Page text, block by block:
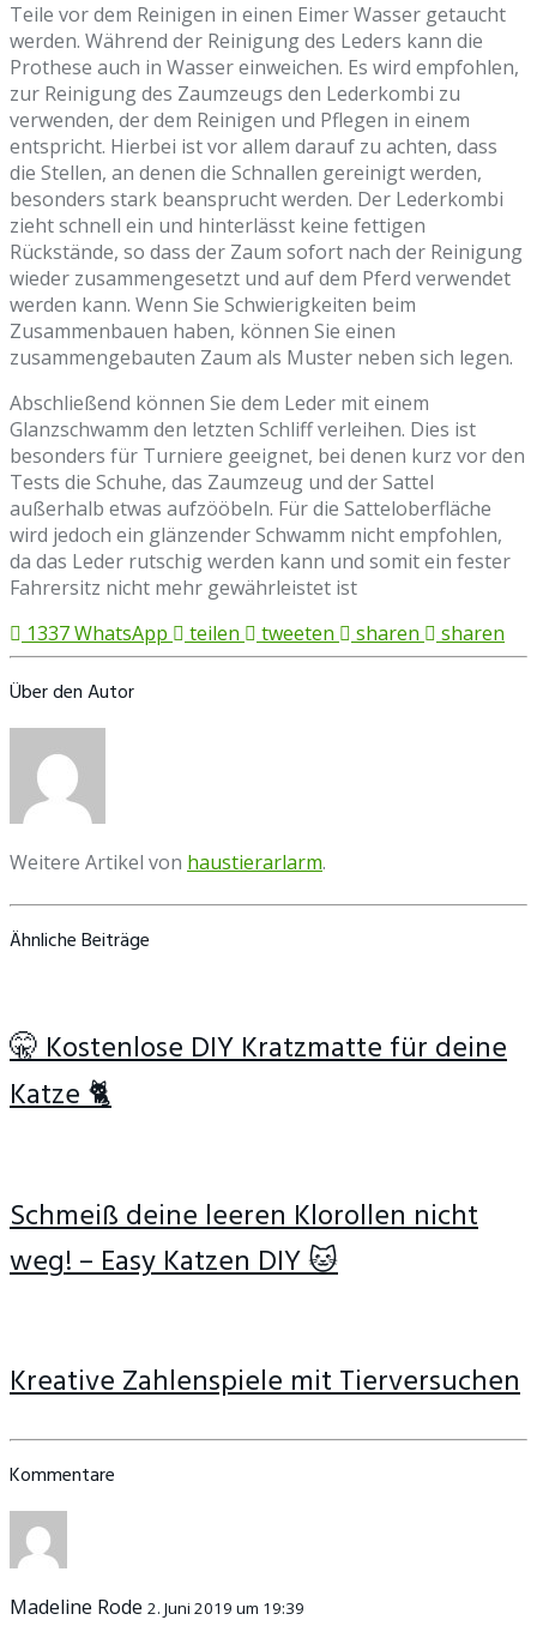
Teile vor dem Reinigen in einen Eimer Wasser getaucht
werden. Während der Reinigung des Leders kann die
Prothese auch in Wasser einweichen. Es wird empfohlen,
zur Reinigung des Zaumzeugs den Lederkombi zu
verwenden, der dem Reinigen und Pflegen in einem
entspricht. Hierbei ist vor allem darauf zu achten, dass
die Stellen, an denen die Schnallen gereinigt werden,
besonders stark beansprucht werden. Der Lederkombi
zieht schnell ein und hinterlässt keine fettigen
Rückstände, so dass der Zaum sofort nach der Reinigung
wieder zusammengesetzt und auf dem Pferd verwendet
werden kann. Wenn Sie Schwierigkeiten beim
Zusammenbauen haben, können Sie einen
zusammengebauten Zaum als Muster neben sich legen.
Abschließend können Sie dem Leder mit einem
Glanzschwamm den letzten Schliff verleihen. Dies ist
besonders für Turniere geeignet, bei denen kurz vor den
Tests die Schuhe, das Zaumzeug und der Sattel
außerhalb etwas aufzööbeln. Für die Satteloberfläche
wird jedoch ein glänzender Schwamm nicht empfohlen,
da das Leder rutschig werden kann und somit ein fester
Fahrersitz nicht mehr gewährleistet ist
1337WhatsApp teilen tweeten sharen sharen
Über den Autor
Weitere Artikel von haustierarlarm.
Ähnliche Beiträge
🤫 Kostenlose DIY Kratzmatte für deine
Katze 🐈
Schmeiß deine leeren Klorollen nicht
weg! – Easy Katzen DIY 🐱
Kreative Zahlenspiele mit Tierversuchen
Kommentare
Madeline Rode 2. Juni 2019 um 19:39